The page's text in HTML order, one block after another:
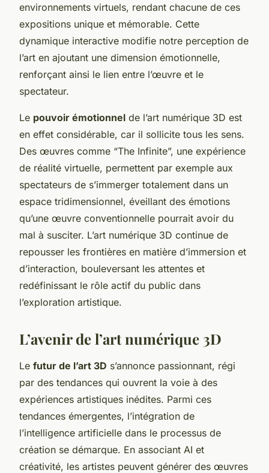
environnements virtuels, rendant chacune de ces
expositions unique et mémorable. Cette
dynamique interactive modifie notre perception de
l’art en ajoutant une dimension émotionnelle,
renforçant ainsi le lien entre l’œuvre et le
spectateur.
Le pouvoir émotionnel de l’art numérique 3D est
en effet considérable, car il sollicite tous les sens.
Des œuvres comme “The Infinite”, une expérience
de réalité virtuelle, permettent par exemple aux
spectateurs de s’immerger totalement dans un
espace tridimensionnel, éveillant des émotions
qu’une œuvre conventionnelle pourrait avoir du
mal à susciter. L’art numérique 3D continue de
repousser les frontières en matière d’immersion et
d’interaction, bouleversant les attentes et
redéfinissant le rôle actif du public dans
l’exploration artistique.
L’avenir de l’art numérique 3D
Le futur de l’art 3D s’annonce passionnant, régi
par des tendances qui ouvrent la voie à des
expériences artistiques inédites. Parmi ces
tendances émergentes, l’intégration de
l’intelligence artificielle dans le processus de
création se démarque. En associant AI et
créativité, les artistes peuvent générer des œuvres